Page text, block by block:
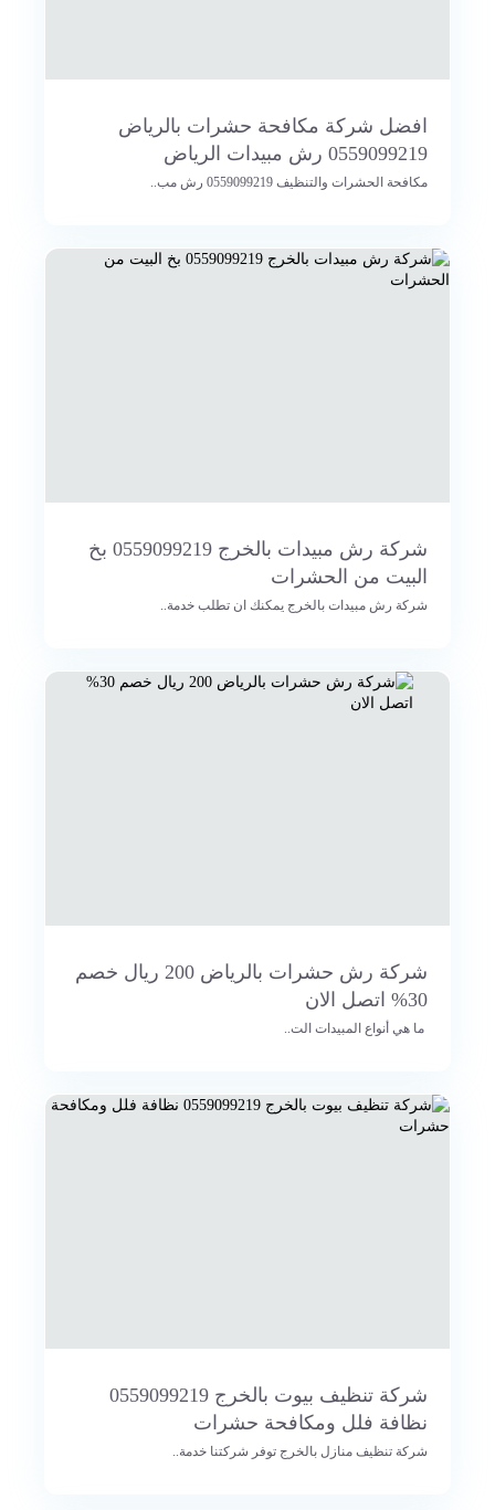
افضل شركة مكافحة حشرات بالرياض
0559099219 رش مبيدات الرياض
مكافحة الحشرات والتنظيف 0559099219 رش مب..
شركة رش مبيدات بالخرج 0559099219 بخ
البيت من الحشرات
شركة رش مبيدات بالخرج يمكنك ان تطلب خدمة..
شركة رش حشرات بالرياض 200 ريال خصم
30% اتصل الان
ما هي أنواع المبيدات الت..
شركة تنظيف بيوت بالخرج 0559099219
نظافة فلل ومكافحة حشرات
شركة تنظيف منازل بالخرج توفر شركتنا خدمة..